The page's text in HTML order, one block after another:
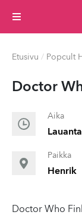
Valikko
Etusivu / Popcult
Doctor
Aika
Paikka
Henrik
Doctor Who